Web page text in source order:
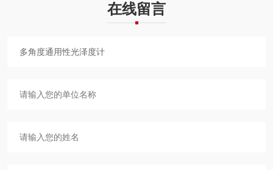
在线留言